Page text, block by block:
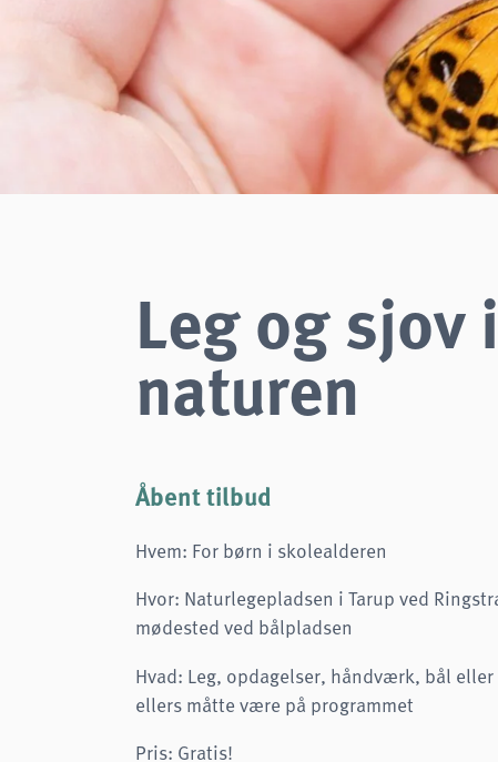
Leg og sjov i
naturen
Åbent tilbud
Hvem: For børn i skolealderen
Hvor: Naturlegepladsen i Tarup ved
mødested ved bålpladsen
Hvad: Leg, opdagelser, håndværk, bål
ellers måtte være på programmet
Pris: Gratis!
Denne cookie gemmer brugerens valgte
samtykkeindstillinger.
Login
Session
Matomo